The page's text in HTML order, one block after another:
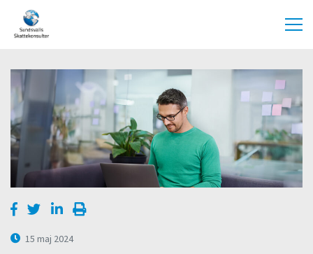
15 maj 2024